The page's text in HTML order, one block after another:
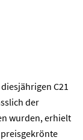
C21
der
wurden, erhielt